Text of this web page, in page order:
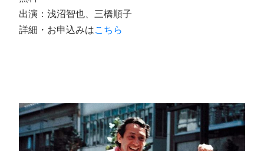
出演：浅沼智也、三橋順子
詳細・お申込みはこちら